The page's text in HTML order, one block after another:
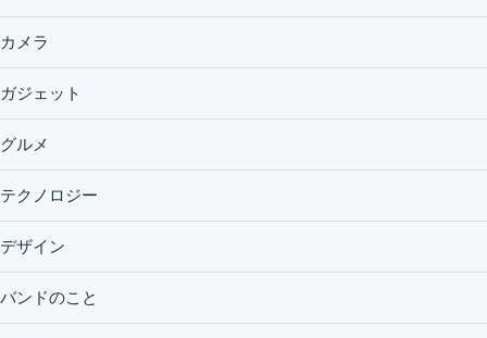
カメラ
ガジェット
グルメ
テクノロジー
デザイン
バンドのこと